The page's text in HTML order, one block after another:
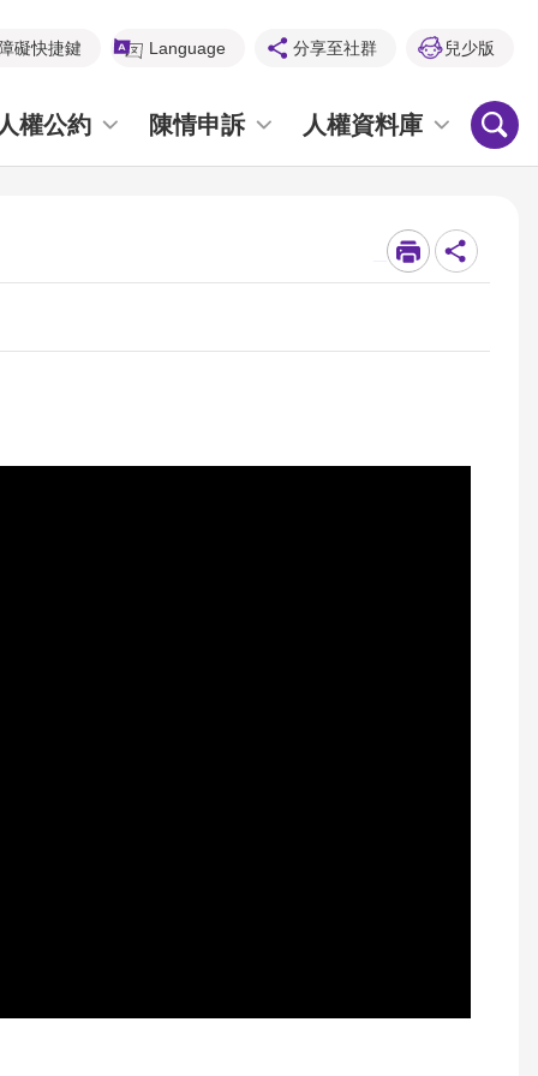
礙快捷鍵 Language 分享至社群 兒少版
權公約 陳情申訴 人權資料庫